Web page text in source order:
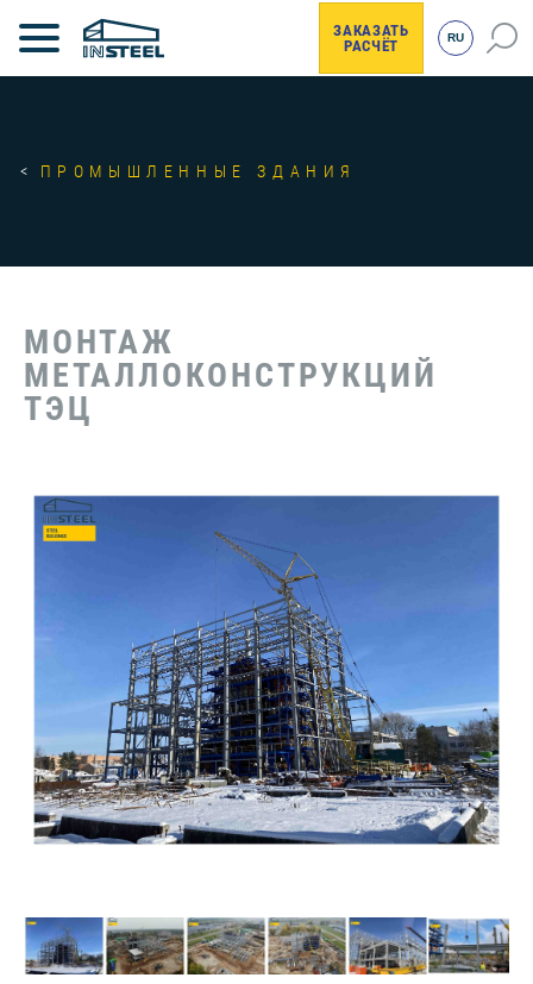
ЗАКАЗАТЬ
РАСЧЁТ
RU
ПРОМЫШЛЕННЫЕ ЗДАНИЯ
МОНТАЖ
МЕТАЛЛОКОНСТРУКЦИЙ
ТЭЦ